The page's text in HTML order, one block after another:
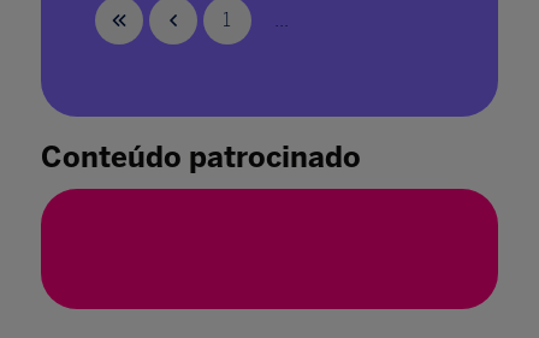
27 mai. 2025 1
Conteúdo patrocinado